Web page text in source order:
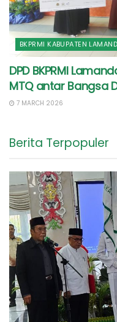
BKPRMI KABUPATEN
DPD BKPRMI
MTQ antar Bangsa
7 MARCH 2026
Berita Terpopuler